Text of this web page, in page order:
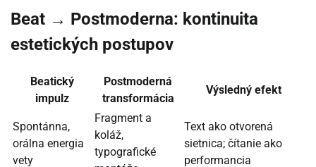
Beat → Postmoderna: kontinuita
estetických postupov
Beatický
impulz
Postmoderná
transformácia
Výsledný efekt
Spontánna,
orálna energia
vety
Fragment a
koláž,
typografické
Text ako otvorená
sietnica; čítanie ako
performancia